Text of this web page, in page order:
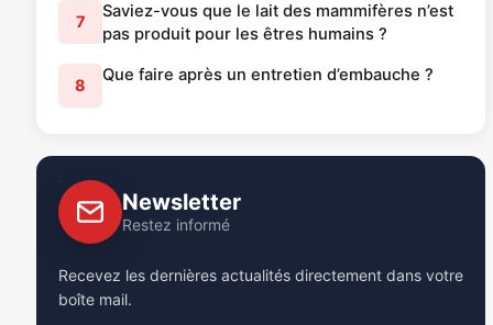
7
Saviez-vous que le lait des mammifères n’est
pas produit pour les êtres humains ?
8
Que faire après un entretien d’embauche ?
Newsletter
Restez informé
Recevez les dernières actualités directement dans votre
boîte mail.